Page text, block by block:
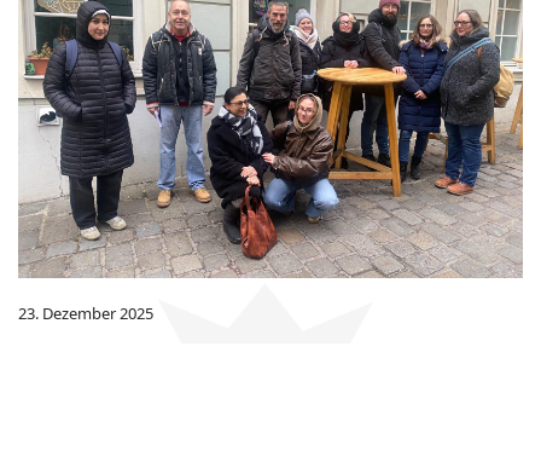
23. Dezember 2025